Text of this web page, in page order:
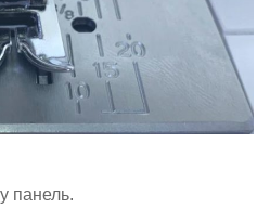
панель.